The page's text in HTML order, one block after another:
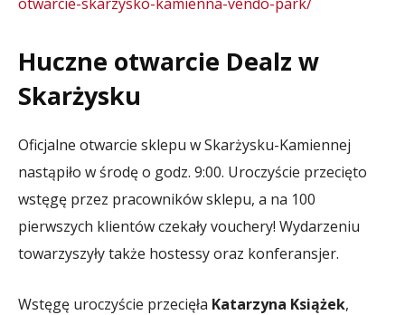
Huczne otwarcie Dealz w
Skarżysku
Oficjalne otwarcie sklepu w Skarżysku-Kamiennej
nastąpiło w środę o godz. 9:00. Uroczyście przecięto
wstęgę przez pracowników sklepu, a na 100
pierwszych klientów czekały vouchery! Wydarzeniu
towarzyszyły także hostessy oraz konferansjer.
Wstęgę uroczyście przecięła Katarzyna Książek,